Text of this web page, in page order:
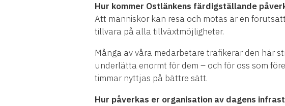
Hur kommer Ostlänkens färdigställande
Att människor kan resa och mötas är en
tillvara på alla tillväxtmöjligheter.
Många av våra medarbetare trafikerar den här
underlätta enormt för dem – och för oss som
timmar nyttjas på bättre sätt.
Hur påverkas er organisation av dagens